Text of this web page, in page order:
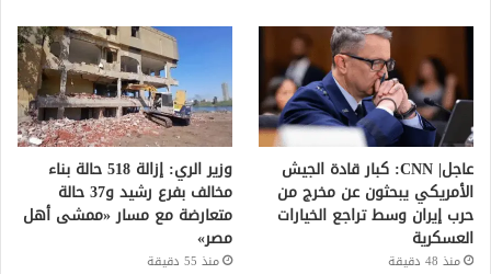
عاجل| CNN: كبار قادة الجيش
الأمريكي يبحثون عن مخرج من
حرب إيران وسط تراجع الخيارات
العسكرية
منذ 48 دقيقة
وزير الري: إزالة 518 حالة بناء
مخالف بفرع رشيد و37 حالة
متعارضة مع مسار «ممشى أهل
مصر»
منذ 55 دقيقة